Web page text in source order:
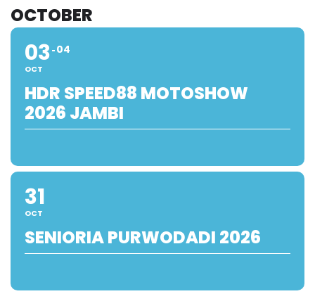
OCTOBER
03
OCT
04
HDR SPEED88 MOTOSHOW
2026 JAMBI
31
OCT
SENIORIA PURWODADI 2026